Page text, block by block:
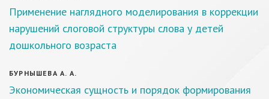
Применение наглядного моделирования в коррекции
нарушений слоговой структуры слова у детей
дошкольного возраста
БУРНЫШЕВА А. А.
Экономическая сущность и порядок формирования